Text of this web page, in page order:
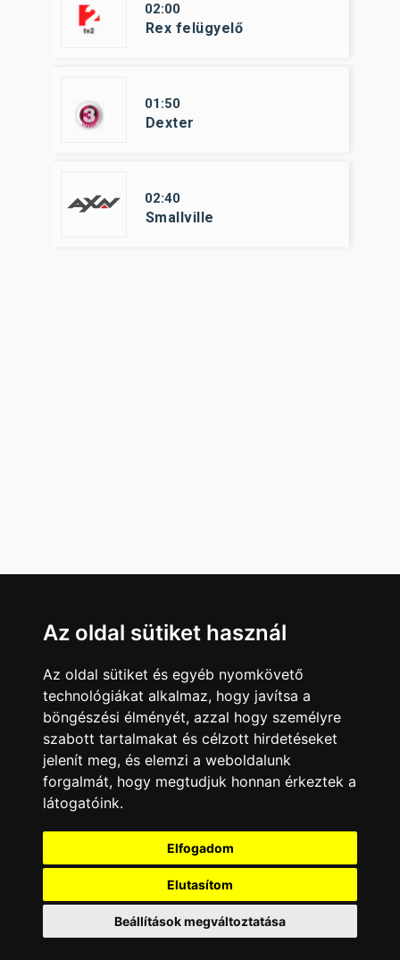
02:00
Rex felügyelő
01:50
Dexter
02:40
Smallville
Minden jog fenntartva © 2008 - 2026
A csatornák a műsorváltoztatás jogát
fenntartják! A portál üzemeltetője semmiféle
felelősséget nem vállal a weboldalon
megjelentetett hirdetések tartalmáért, illetve a
hirdetésekhez feltöltött képekért!
Az oldal sütiket használ
Az oldal sütiket és egyéb nyomkövető
technológiákat alkalmaz, hogy javítsa a
böngészési élményét, azzal hogy személyre
szabott tartalmakat és célzott hirdetéseket
jelenít meg, és elemzi a weboldalunk
forgalmát, hogy megtudjuk honnan érkeztek a
látogatóink.
Elfogadom
Elutasítom
Beállítások megváltoztatása